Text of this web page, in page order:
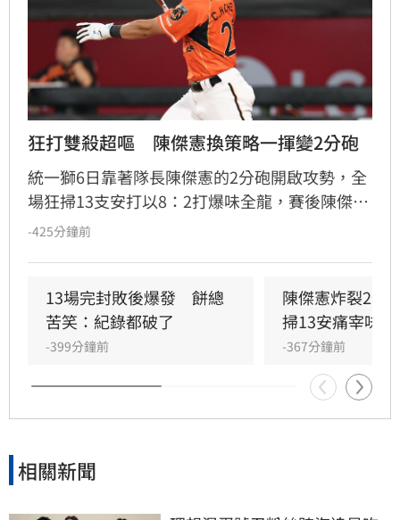
狂打雙殺超嘔　陳傑憲換策略一揮變2分砲
統一獅6日靠著隊長陳傑憲的2分砲開啟攻勢，全
場狂掃13支安打以8：2打爆味全龍，賽後陳傑憲
透露因為上週末自己擊出太多雙殺，當時上場只
-425分鐘前
13場完封敗後爆發　餅總
苦笑：紀錄都破了
-399分鐘前
陳傑憲炸裂2分
掃13安痛宰味全
-367分鐘前
相關新聞